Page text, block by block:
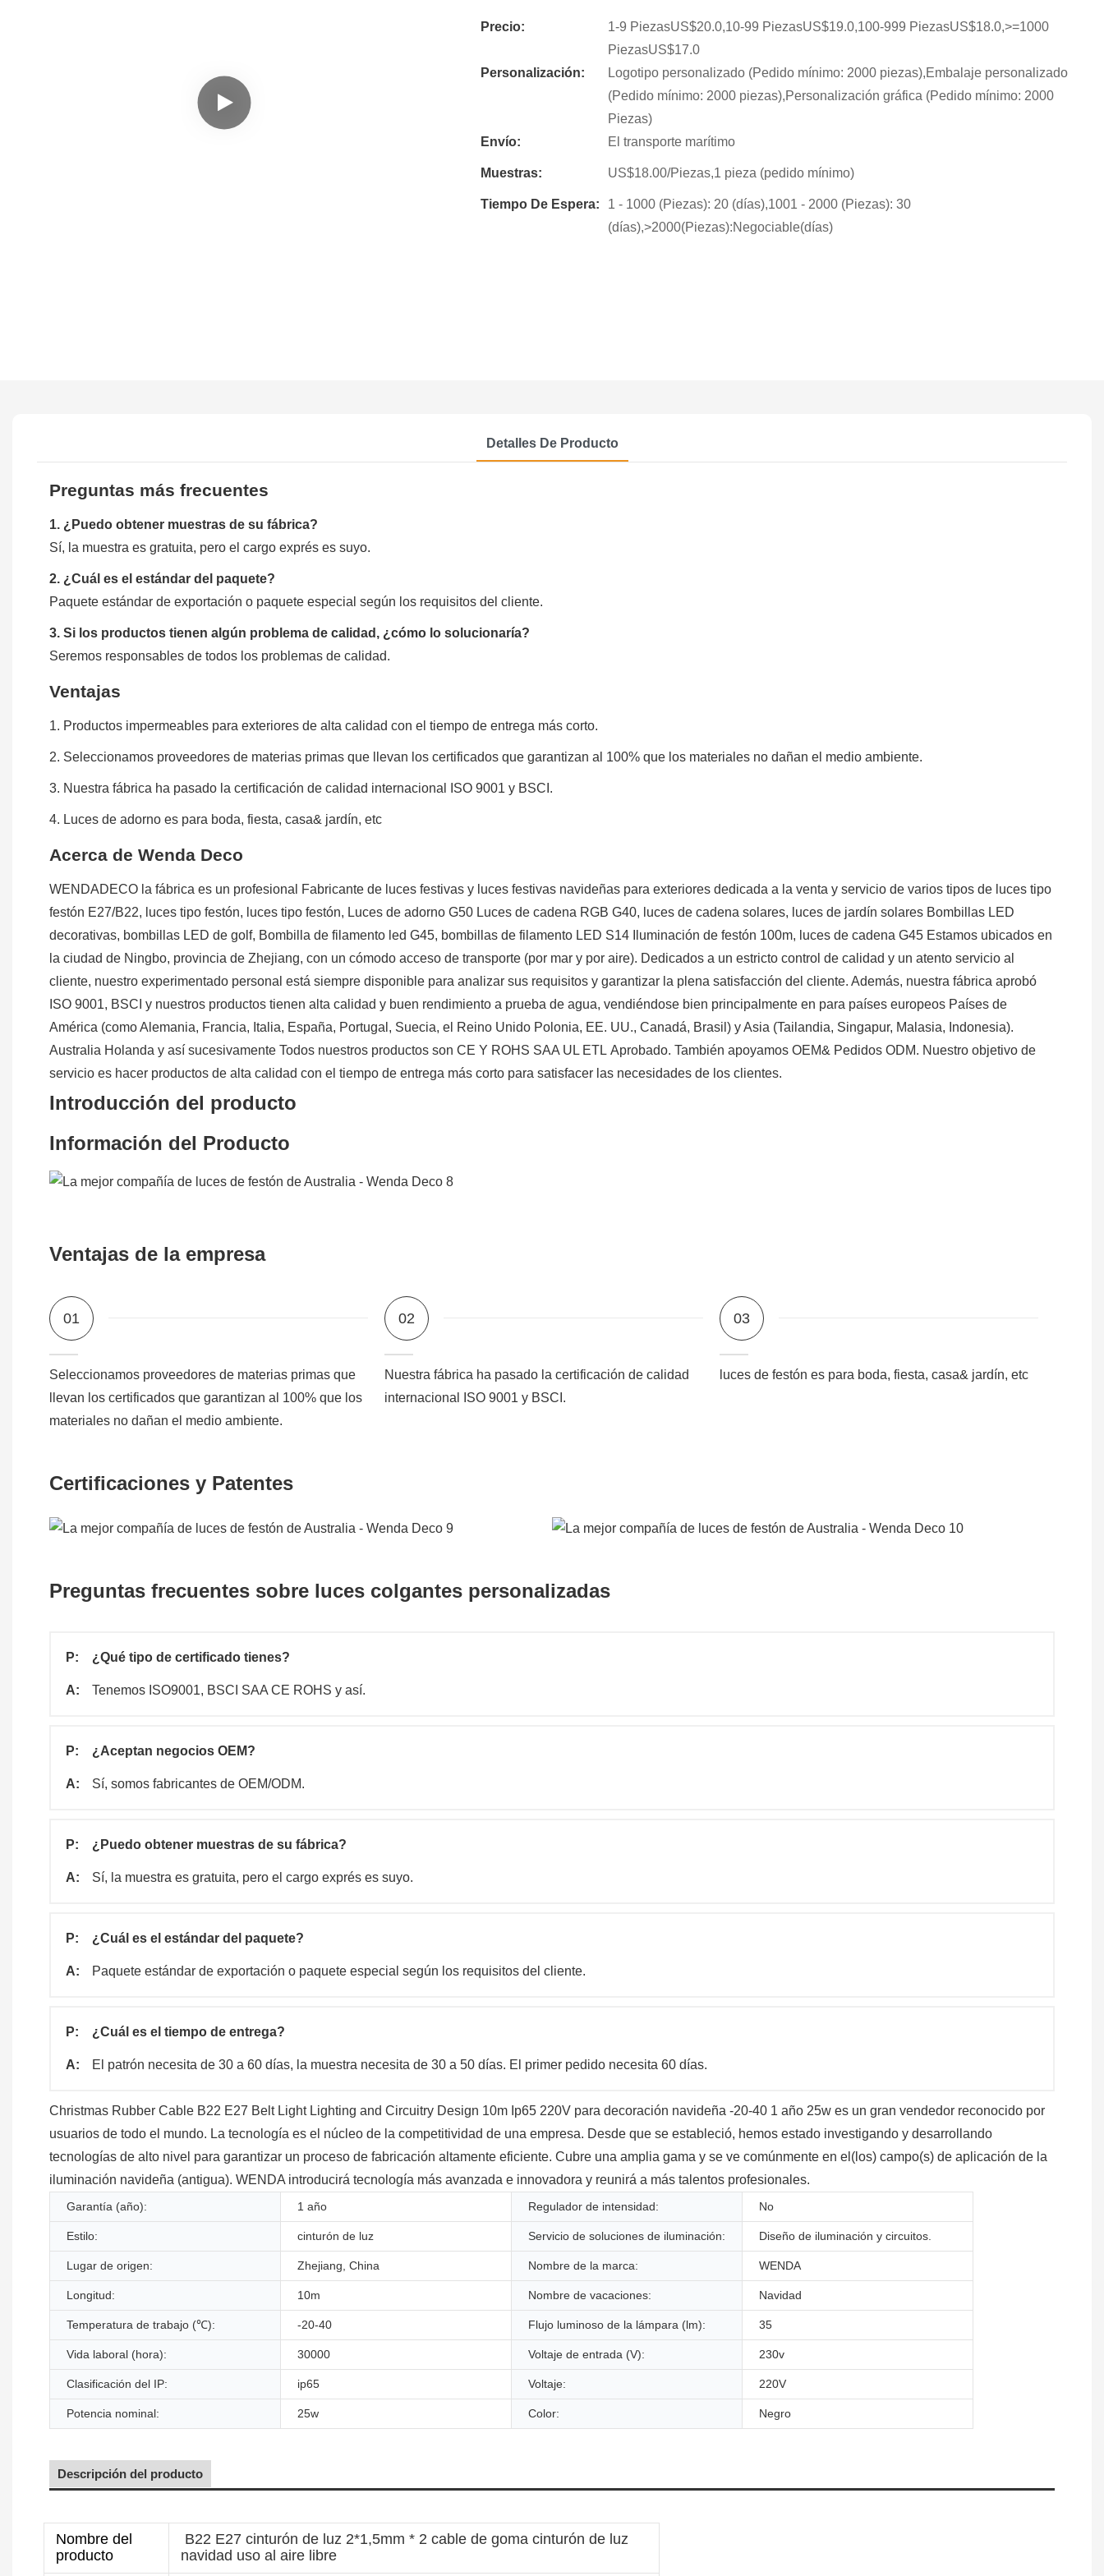
Precio:
1-9 PiezasUS$20.0,10-99 PiezasUS$19.0,100-999 PiezasUS$18.0,>=1000
PiezasUS$17.0
Personalización:
Logotipo personalizado (Pedido mínimo: 2000 piezas),Embalaje personalizado
(Pedido mínimo: 2000 piezas),Personalización gráfica (Pedido mínimo: 2000
Piezas)
Envío:
El transporte marítimo
Muestras: US$18.00/Piezas,1 pieza (pedido mínimo)
Tiempo De Espera:
1 - 1000 (Piezas): 20 (días),1001 - 2000 (Piezas): 30
(días),>2000(Piezas):Negociable(días)
Detalles De Producto
Preguntas más frecuentes
1. ¿Puedo obtener muestras de su fábrica?
Sí, la muestra es gratuita, pero el cargo exprés es suyo.
2. ¿Cuál es el estándar del paquete?
Paquete estándar de exportación o paquete especial según los requisitos del cliente.
3. Si los productos tienen algún problema de calidad, ¿cómo lo solucionaría?
Seremos responsables de todos los problemas de calidad.
Ventajas
1. Productos impermeables para exteriores de alta calidad con el tiempo de entrega más corto.
2. Seleccionamos proveedores de materias primas que llevan los certificados que garantizan al 100% que los materiales no dañan el medio ambiente.
3. Nuestra fábrica ha pasado la certificación de calidad internacional ISO 9001 y BSCI.
4. Luces de adorno es para boda, fiesta, casa& jardín, etc
Acerca de Wenda Deco
WENDADECO la fábrica es un profesional Fabricante de luces festivas y luces festivas navideñas para exteriores dedicada a la venta y servicio de varios tipos de luces tipo
festón E27/B22, luces tipo festón, luces tipo festón, Luces de adorno G50 Luces de cadena RGB G40, luces de cadena solares, luces de jardín solares Bombillas LED
decorativas, bombillas LED de golf, Bombilla de filamento led G45, bombillas de filamento LED S14 Iluminación de festón 100m, luces de cadena G45 Estamos ubicados en
la ciudad de Ningbo, provincia de Zhejiang, con un cómodo acceso de transporte (por mar y por aire). Dedicados a un estricto control de calidad y un atento servicio al
cliente, nuestro experimentado personal está siempre disponible para analizar sus requisitos y garantizar la plena satisfacción del cliente. Además, nuestra fábrica aprobó
ISO 9001, BSCI y nuestros productos tienen alta calidad y buen rendimiento a prueba de agua, vendiéndose bien principalmente en para países europeos Países de
América (como Alemania, Francia, Italia, España, Portugal, Suecia, el Reino Unido Polonia, EE. UU., Canadá, Brasil) y Asia (Tailandia, Singapur, Malasia, Indonesia).
Australia Holanda y así sucesivamente Todos nuestros productos son CE Y ROHS SAA UL ETL Aprobado. También apoyamos OEM& Pedidos ODM. Nuestro objetivo de
servicio es hacer productos de alta calidad con el tiempo de entrega más corto para satisfacer las necesidades de los clientes.
Introducción del producto
Información del Producto
Ventajas de la empresa
01
Seleccionamos proveedores de materias primas que
llevan los certificados que garantizan al 100% que los
materiales no dañan el medio ambiente.
02
Nuestra fábrica ha pasado la certificación de calidad
internacional ISO 9001 y BSCI.
03
luces de festón es para boda, fiesta, casa& jardín, etc
Certificaciones y Patentes
Preguntas frecuentes sobre luces colgantes personalizadas
P: ¿Qué tipo de certificado tienes?
A: Tenemos ISO9001, BSCI SAA CE ROHS y así.
P: ¿Aceptan negocios OEM?
A: Sí, somos fabricantes de OEM/ODM.
P: ¿Puedo obtener muestras de su fábrica?
A: Sí, la muestra es gratuita, pero el cargo exprés es suyo.
P: ¿Cuál es el estándar del paquete?
A: Paquete estándar de exportación o paquete especial según los requisitos del cliente.
P: ¿Cuál es el tiempo de entrega?
A: El patrón necesita de 30 a 60 días, la muestra necesita de 30 a 50 días. El primer pedido necesita 60 días.
Christmas Rubber Cable B22 E27 Belt Light Lighting and Circuitry Design 10m Ip65 220V para decoración navideña -20-40 1 año 25w es un gran vendedor reconocido por
usuarios de todo el mundo. La tecnología es el núcleo de la competitividad de una empresa. Desde que se estableció, hemos estado investigando y desarrollando
tecnologías de alto nivel para garantizar un proceso de fabricación altamente eficiente. Cubre una amplia gama y se ve comúnmente en el(los) campo(s) de aplicación de la
iluminación navideña (antigua). WENDA introducirá tecnología más avanzada e innovadora y reunirá a más talentos profesionales.
Garantía (año): 1 año Regulador de intensidad: No
Estilo: cinturón de luz Servicio de soluciones de iluminación: Diseño de iluminación y circuitos.
Lugar de origen: Zhejiang, China Nombre de la marca: WENDA
Longitud: 10m Nombre de vacaciones: Navidad
Temperatura de trabajo (℃): -20-40 Flujo luminoso de la lámpara (lm): 35
Vida laboral (hora): 30000 Voltaje de entrada (V): 230v
Clasificación del IP: ip65 Voltaje: 220V
Potencia nominal: 25w Color: Negro
Descripción del producto
Nombre del
producto
B22 E27 cinturón de luz 2*1,5mm * 2 cable de goma cinturón de luz
navidad uso al aire libre